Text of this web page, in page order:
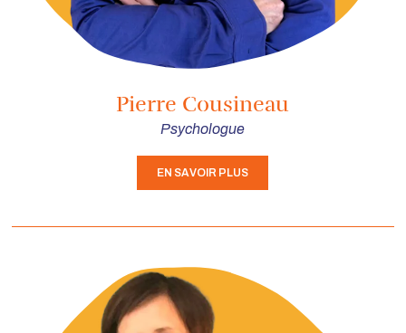
Pierre Cousineau
Psychologue
EN SAVOIR PLUS